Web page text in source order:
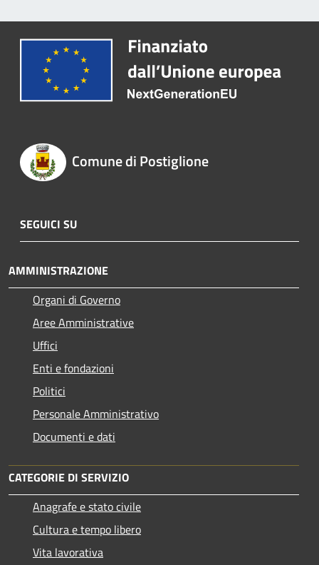
Comune di Postiglione
SEGUICI SU
AMMINISTRAZIONE
Organi di Governo
Aree Amministrative
Uffici
Enti e fondazioni
Politici
Personale Amministrativo
Documenti e dati
CATEGORIE DI SERVIZIO
Anagrafe e stato civile
Cultura e tempo libero
Vita lavorativa